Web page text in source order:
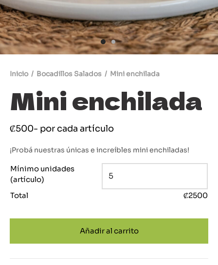
Inicio / Bocadillos Salados / Mini enchilada
Mini enchilada
₡500- por cada artículo
¡Probá nuestras únicas e increíbles mini enchiladas!
Mínimo unidades
(artículo)
Total
₡2500
Añadir al carrito
brioche
cocina a tu mesa
de Masa Madre
Dulce
Salada